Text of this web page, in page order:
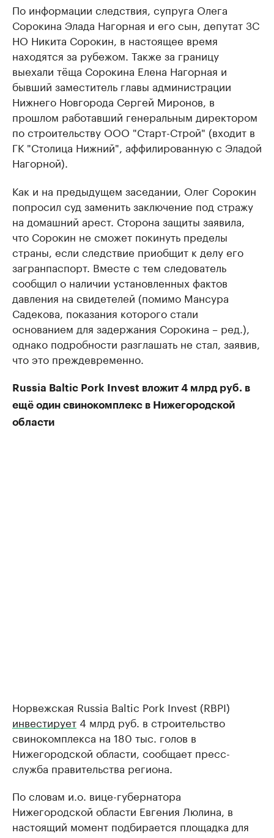
По информации следствия, супруга Олега
Сорокина Элада Нагорная и его сын, депутат ЗС
НО Никита Сорокин, в настоящее время
находятся за рубежом. Также за границу
выехали тёща Сорокина Елена Нагорная и
бывший заместитель главы администрации
Нижнего Новгорода Сергей Миронов, в
прошлом работавший генеральным директором
по строительству ООО "Старт-Строй" (входит в
ГК "Столица Нижний", аффилированную с Эладой
Нагорной).
Как и на предыдущем заседании, Олег Сорокин
попросил суд заменить заключение под стражу
на домашний арест. Сторона защиты заявила,
что Сорокин не сможет покинуть пределы
страны, если следствие приобщит к делу его
загранпаспорт. Вместе с тем следователь
сообщил о наличии установленных фактов
давления на свидетелей (помимо Мансура
Садекова, показания которого стали
основанием для задержания Сорокина – ред.),
однако подробности разглашать не стал, заявив,
что это преждевременно.
Russia Baltic Pork Invest вложит 4 млрд руб. в
ещё один свинокомплекс в Нижегородской
области
Норвежская Russia Baltic Pork Invest (RBPI)
инвестирует4 млрд руб. в строительство
свинокомплекса на 180 тыс. голов в
Нижегородской области, сообщает пресс-
служба правительства региона.
По словам и.о. вице-губернатора
Нижегородской области Евгения Люлина, в
настоящий момент подбирается площадка для